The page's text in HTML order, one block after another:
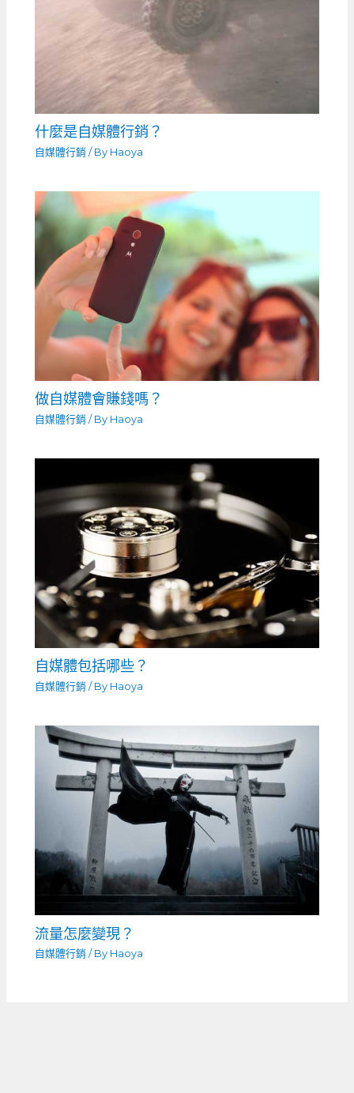
什麼是自媒體行銷？
自媒體行銷 / By Haoya
做自媒體會賺錢嗎？
自媒體行銷 / By Haoya
自媒體包括哪些？
自媒體行銷 / By Haoya
流量怎麼變現？
自媒體行銷 / By Haoya